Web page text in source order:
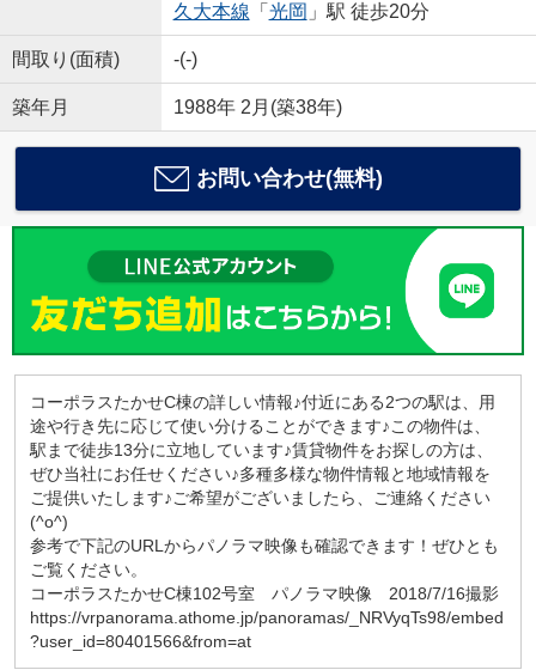
久大本線 「 光岡 」駅 徒歩20分
間取り(面積) -(-)
築年月 1988年 2月(築38年)
お問い合わせ(無料)
コーポラスたかせC棟の詳しい情報♪付近にある2つの駅は、用
途や行き先に応じて使い分けることができます♪この物件は、
駅まで徒歩13分に立地しています♪賃貸物件をお探しの方は、
ぜひ当社にお任せください♪多種多様な物件情報と地域情報を
ご提供いたします♪ご希望がございましたら、ご連絡ください
(^o^)
参考で下記のURLからパノラマ映像も確認できます！ぜひとも
ご覧ください。
コーポラスたかせC棟102号室 パノラマ映像 2018/7/16撮影
https://vrpanorama.athome.jp/panoramas/_NRVyqTs98/embed
?user_id=80401566&from=at